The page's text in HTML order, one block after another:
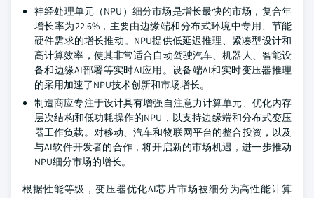
神经处理单元（NPU）细分市场是增长最快的市场，复合年
增长率为22.6%，主要由边缘端和分布式环境中专用、节能
硬件需求的增长推动。NPU提供低延迟推理、紧凑型设计和
高计算效率，使其非常适合自动驾驶汽车、机器人、智能设
备和边缘AI部署等实时AI应用。设备端AI和实时变压器推理
的采用加速了NPU技术创新和市场增长。
制造商应专注于设计具有增强自注意力计算单元、优化内存
层次结构和低功耗操作的NPU，以支持边缘端和分布式变压
器工作负载。对移动、汽车和物联网平台的整合投资，以及
与AI软件开发者的合作，将开启新的市场机遇，进一步推动
NPU细分市场的增长。
根据性能等级，变压器优化AI芯片市场被细分为高性能计算